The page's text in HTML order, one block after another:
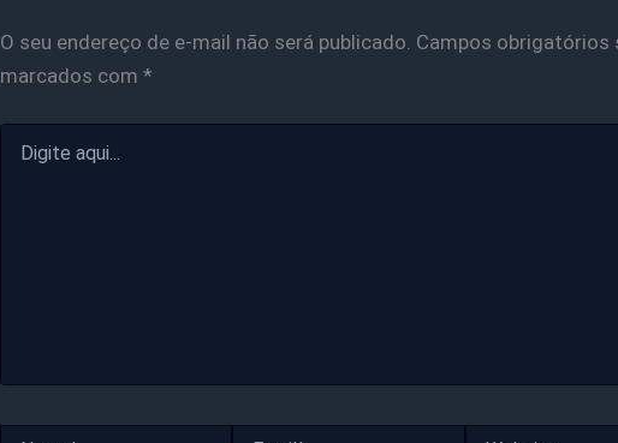
O seu endereço de e-mail não será publicado. Campos obrigatórios
marcados com *
aqui...